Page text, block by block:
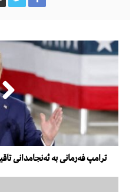
ترامپ فەرمانی بە ئەنجامدانی